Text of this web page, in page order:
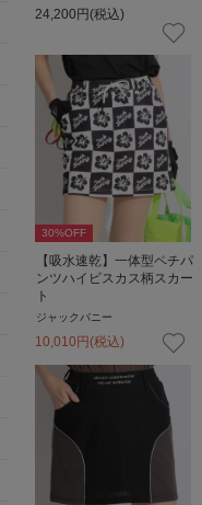
24,200 円(税込)
30%OFF
【吸水速乾】一体型ペチパ
ンツハイビスカス柄スカー
ト
ジャックバニー
10,010円(税込)